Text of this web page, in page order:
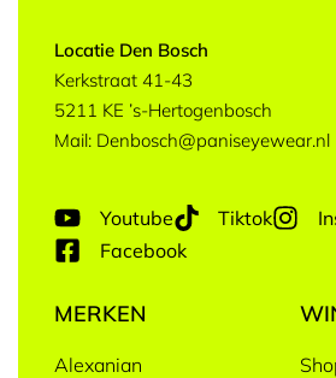
Locatie Den Bosch
Kerkstraat 41-43
5211 KE ’s-Hertogenbosch
Mail: Denbosch@paniseyewear.nl
Youtube Tiktok
Facebook
MERKEN
Alexanian